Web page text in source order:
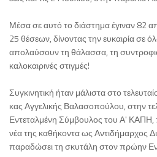
Μέσα σε αυτό το διάστημα έγιναν 82
25 θέσεων, δίνοντας την ευκαιρία σε
απολαύσουν τη θάλασσα, τη
καλοκαιρινές στιγμές!
Συγκινητική ήταν μάλιστα στο
κας Αγγελικής Βαλασοπούλου, στην
Εντεταλμένη Σύμβουλος του Α' ΚΑΠΗ,
νέα της καθήκοντα ως Αντιδήμαρχος
παραδώσει τη σκυτάλη στον πρώην